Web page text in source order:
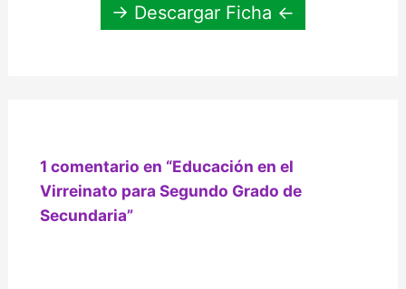
→ Descargar Ficha ←
1 comentario en “Educación en el
Virreinato para Segundo Grado de
Secundaria”